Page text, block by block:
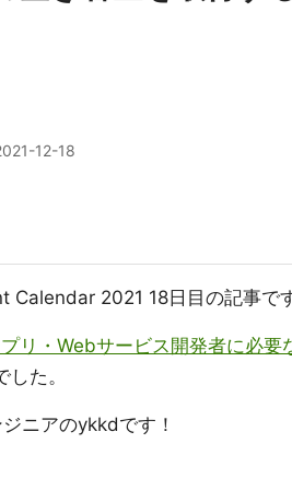
12-18
2021 18日目の記事です
リ・Webサービス開発者に必要
した。
ニアのykkdです！